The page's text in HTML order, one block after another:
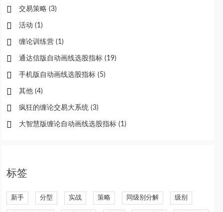
交易策略 (3)
活动 (1)
缠论训练营 (1)
通达信版自动画线选股指标 (19)
手机版自动画线选股指标 (5)
其他 (4)
疯狂的缠论交易大系统 (3)
大智慧版缠论自动画线选股指标 (1)
标签
新手 分型 实战 策略 同级别分解 级别